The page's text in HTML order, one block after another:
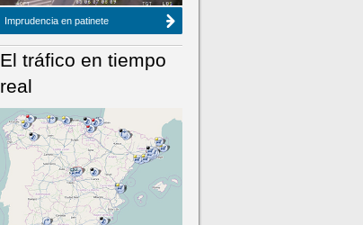
Imprudencia en patinete
El tráfico en tiempo
real